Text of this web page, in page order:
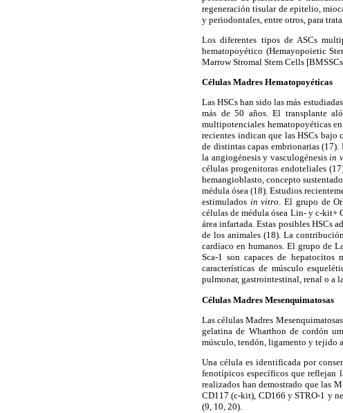
regeneración tisular de epitelio,
y periodontales, entre otros, para
Los diferentes tipos de ASCs
hematopoyético (Hemayopoietic
Marrow Stromal Stem Cells
Células Madres Hematopoyéticas
Las HSCs han sido las más
más de 50 años. El transplante
multipotenciales hematopoyéticas
recientes indican que las HSCs bajo
de distintas capas embrionarias
la angiogénesis y vasculogénesisin
células progenitoras endoteliales
hemangioblasto, concepto
médula ósea (18). Estudios
estimulados in vitro. El grupo de
células de médula ósea Lin- y c-kit+
área infartada. Estas posibles HSCs
de los animales (18). La
cardíaco en humanos. El grupo de
Sca-1 son capaces de
características de músculo
pulmonar, gastrointestinal, renal o a
Células Madres Mesenquimatosas
Las células Madres
gelatina de Wharthon de cordón
músculo, tendón, ligamento y tejido
Una célula es identificada por
fenotípicos específicos que reflejan
realizados han demostrado que las
CD117 (c-kit), CD166 y STRO-1 y
(9, 10, 20).